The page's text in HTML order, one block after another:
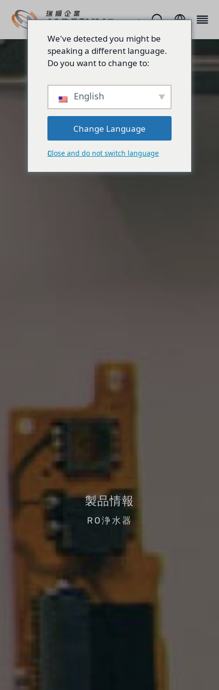
製品情報
RO浄水器
We've detected you might be
speaking a different language.
Do you want to change to:
English
Change Language
Close and do not switch language